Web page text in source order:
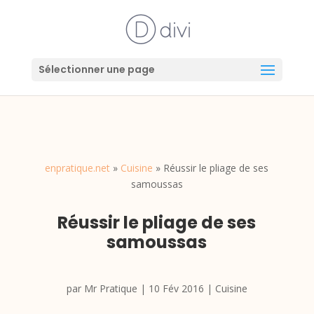
Sélectionner une page
enpratique.net » Cuisine » Réussir le pliage de ses
samoussas
Réussir le pliage de ses
samoussas
par Mr Pratique | 10 Fév 2016 | Cuisine